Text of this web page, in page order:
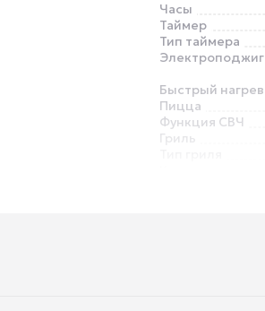
Часы
Таймер
Тип таймера
Электроподжиг
Быстрый нагрев
Пицца
Функция СВЧ
Гриль